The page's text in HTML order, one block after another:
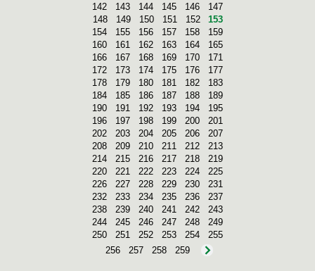
142
143 144 145 146
147
148
149 150 151 152
153
154
155 156 157 158
159
160
161 162 163 164
165
166
167 168 169 170
171
172
173 174 175 176
177
178
179 180 181 182
183
184
185 186 187 188
189
190
191 192 193 194
195
196
197 198 199 200
201
202
203 204 205 206
207
208
209 210 211 212
213
214
215 216 217 218
219
220
221 222 223 224
225
226
227 228 229 230
231
232
233 234 235 236
237
238
239 240 241 242
243
244
245 246 247 248
249
250
251 252 253 254
255
256
257 258 259